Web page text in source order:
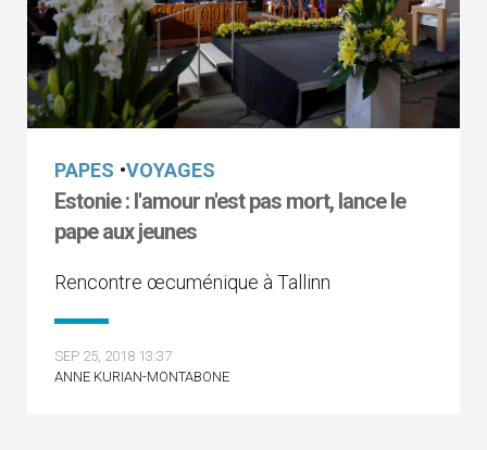
PAPES •VOYAGES
Estonie : l'amour n'est pas mort, lance le
pape aux jeunes
Rencontre œcuménique à Tallinn
SEP 25, 2018 13:37
ANNE KURIAN-MONTABONE